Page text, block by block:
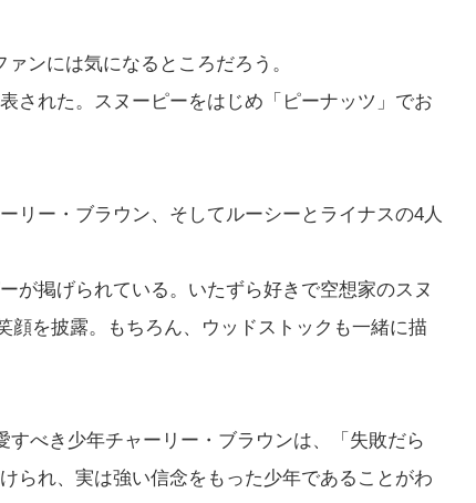
ンには気になるところだろう。
された。スヌーピーをはじめ「ピーナッツ」でお
リー・ブラウン、そしてルーシーとライナスの4人
が掲げられている。いたずら好きで空想家のスヌ
顔を披露。もちろん、ウッドストックも一緒に描
べき少年チャーリー・ブラウンは、「失敗だら
られ、実は強い信念をもった少年であることがわ